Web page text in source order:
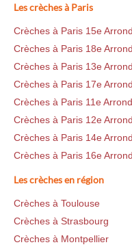
Les crèches à Paris
Crèches à Paris 15e
Crèches à Paris 18e
Crèches à Paris 13e
Crèches à Paris 17e
Crèches à Paris 11e
Crèches à Paris 12e
Crèches à Paris 14e
Crèches à Paris 16e
Les crèches en région
Crèches à Toulouse
Crèches à Strasbourg
Crèches à Montpellier